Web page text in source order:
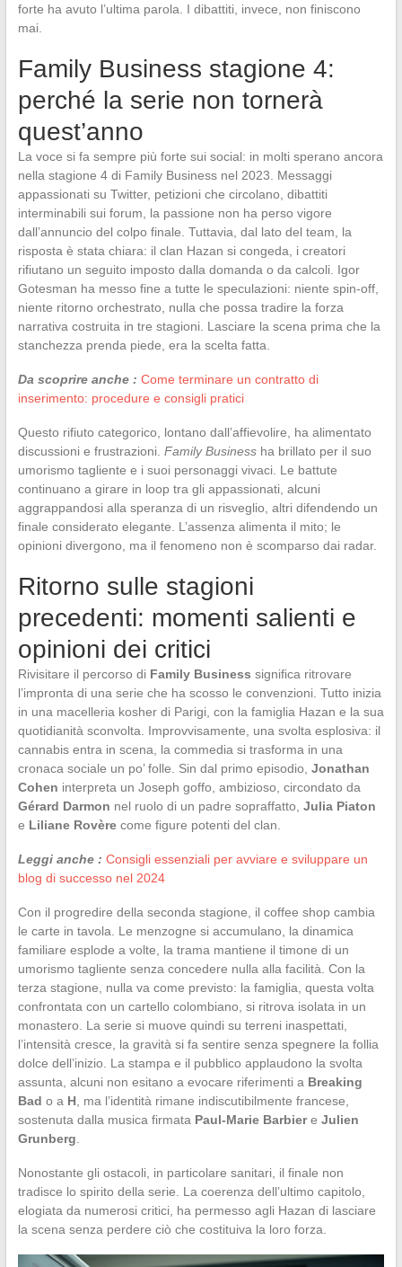
forte ha avuto l’ultima parola. I dibattiti, invece, non finiscono
mai.
Family Business stagione 4:
perché la serie non tornerà
quest’anno
La voce si fa sempre più forte sui social: in molti sperano ancora
nella stagione 4 di Family Business nel 2023. Messaggi
appassionati su Twitter, petizioni che circolano, dibattiti
interminabili sui forum, la passione non ha perso vigore
dall’annuncio del colpo finale. Tuttavia, dal lato del team, la
risposta è stata chiara: il clan Hazan si congeda, i creatori
rifiutano un seguito imposto dalla domanda o da calcoli. Igor
Gotesman ha messo fine a tutte le speculazioni: niente spin-off,
niente ritorno orchestrato, nulla che possa tradire la forza
narrativa costruita in tre stagioni. Lasciare la scena prima che la
stanchezza prenda piede, era la scelta fatta.
Da scoprire anche : Come terminare un contratto di
inserimento: procedure e consigli pratici
Questo rifiuto categorico, lontano dall’affievolire, ha alimentato
discussioni e frustrazioni. Family Businessha brillato per il suo
umorismo tagliente e i suoi personaggi vivaci. Le battute
continuano a girare in loop tra gli appassionati, alcuni
aggrappandosi alla speranza di un risveglio, altri difendendo un
finale considerato elegante. L’assenza alimenta il mito; le
opinioni divergono, ma il fenomeno non è scomparso dai radar.
Ritorno sulle stagioni
precedenti: momenti salienti e
opinioni dei critici
Rivisitare il percorso di Family Business significa ritrovare
l’impronta di una serie che ha scosso le convenzioni. Tutto inizia
in una macelleria kosher di Parigi, con la famiglia Hazan e la sua
quotidianità sconvolta. Improvvisamente, una svolta esplosiva: il
cannabis entra in scena, la commedia si trasforma in una
cronaca sociale un po’ folle. Sin dal primo episodio, Jonathan
Cohen interpreta un Joseph goffo, ambizioso, circondato da
Gérard Darmon nel ruolo di un padre sopraffatto, Julia Piaton
e Liliane Rovèrecome figure potenti del clan.
Leggi anche : Consigli essenziali per avviare e sviluppare un
blog di successo nel 2024
Con il progredire della seconda stagione, il coffee shop cambia
le carte in tavola. Le menzogne si accumulano, la dinamica
familiare esplode a volte, la trama mantiene il timone di un
umorismo tagliente senza concedere nulla alla facilità. Con la
terza stagione, nulla va come previsto: la famiglia, questa volta
confrontata con un cartello colombiano, si ritrova isolata in un
monastero. La serie si muove quindi su terreni inaspettati,
l’intensità cresce, la gravità si fa sentire senza spegnere la follia
dolce dell’inizio. La stampa e il pubblico applaudono la svolta
assunta, alcuni non esitano a evocare riferimenti a Breaking
Bad o a H, ma l’identità rimane indiscutibilmente francese,
sostenuta dalla musica firmata Paul-Marie Barbiere Julien
Grunberg
Nonostante gli ostacoli, in particolare sanitari, il finale non
tradisce lo spirito della serie. La coerenza dell’ultimo capitolo,
elogiata da numerosi critici, ha permesso agli Hazan di lasciare
la scena senza perdere ciò che costituiva la loro forza.